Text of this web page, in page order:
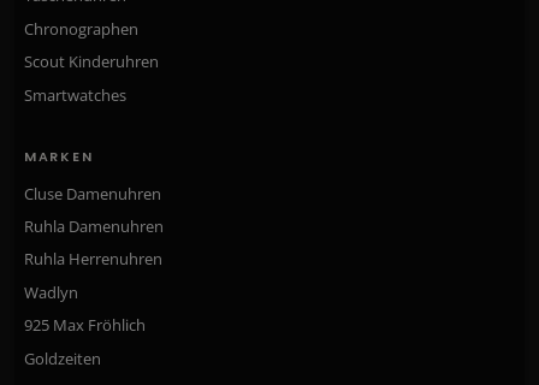
Chronographen
Scout Kinderuhren
Smartwatches
MARKEN
Cluse Damenuhren
Ruhla Damenuhren
Ruhla Herrenuhren
Wadlyn
925 Max Fröhlich
Goldzeiten